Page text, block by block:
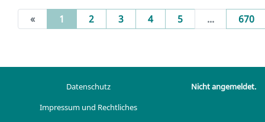
« 1 (current)
2 3 4 5 ... 670
Datenschutz
Impressum und Rechtliches
Nicht angemeldet.